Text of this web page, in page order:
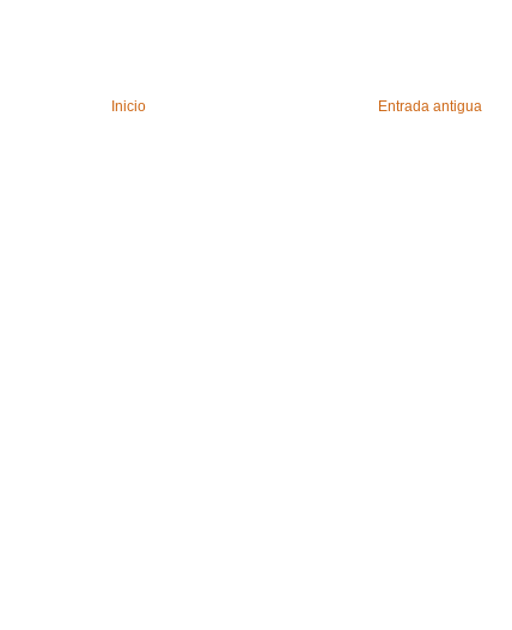
Entrada antigua
Inicio